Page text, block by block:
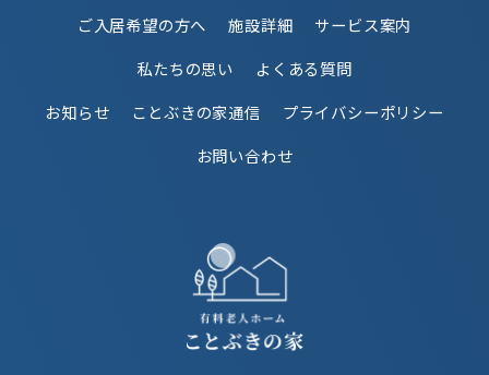
ご入居希望の方へ 施設詳細
サービス案内
私たちの思い
よくある質問
お知らせ
ことぶきの家通信
プライバシーポリシー
お問い合わせ